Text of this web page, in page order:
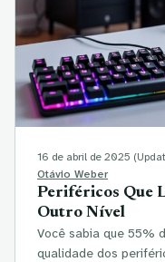
16 de abril de 2025
Otávio Weber
Periféricos Que
Outro Nível
Você sabia que 55%
qualidade dos